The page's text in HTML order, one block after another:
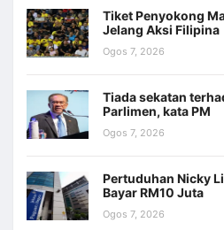
Tiket Penyokong
Jelang Aksi Filipina
Ogos 7, 2026
Tiada sekatan
Parlimen, kata PM
Ogos 7, 2026
Pertuduhan Nicky
Bayar RM10 Juta
Ogos 7, 2026